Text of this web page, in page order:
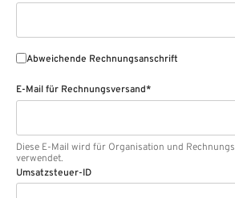
Abweichende Rechnungsanschrift
E-Mail für Rechnungsversand*
Diese E-Mail wird für Organisation und
verwendet.
Umsatzsteuer-ID